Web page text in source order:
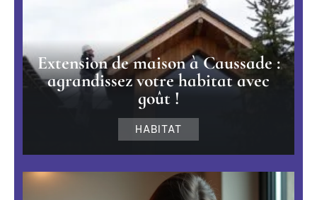
Extension de maison à Caussade :
agrandissez votre habitat avec
goût !
HABITAT